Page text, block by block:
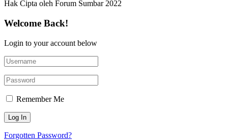
Hak Cipta oleh Forum Sumbar 2022
Welcome Back!
Login to your account below
Remember Me
Forgotten Password?